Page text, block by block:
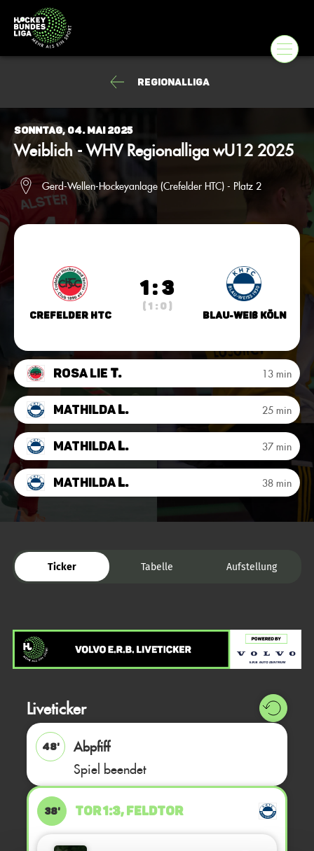
Regionalliga
Sonntag, 04. Mai 2025
Weiblich - WHV Regionalliga wU12 2025
Gerd-Wellen-Hockeyanlage (Crefelder HTC) - Platz 2
Crefelder HTC
1 : 3
( 1 : 0 )
Blau-Weiß Köln
Rosa Lie T. 13 min
MathildaL. 25 min
MathildaL. 37 min
MathildaL. 38 min
Ticker Tabelle Aufstellung
Liveticker
48'
Abpfiff
Spiel beendet
38' TOR 1:3, FELDTOR